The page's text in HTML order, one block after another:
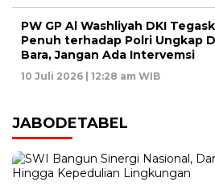
PW GP Al Washliyah DKI
Penuh terhadap Polri Ungkap
Bara, Jangan Ada Intervemsi
10 Juli 2026 | 12:28 am WIB
JABODETABEL